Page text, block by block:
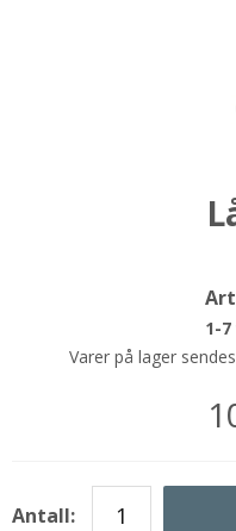
1-
Varer på lager
Antall: